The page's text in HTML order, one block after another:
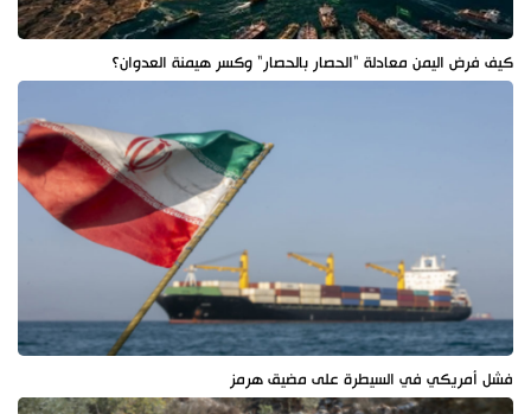
كيف فرض اليمن معادلة "الحصار بالحصار" وكسر هيمنة العدوان؟
فشل أمريكي في السيطرة على مضيق هرمز